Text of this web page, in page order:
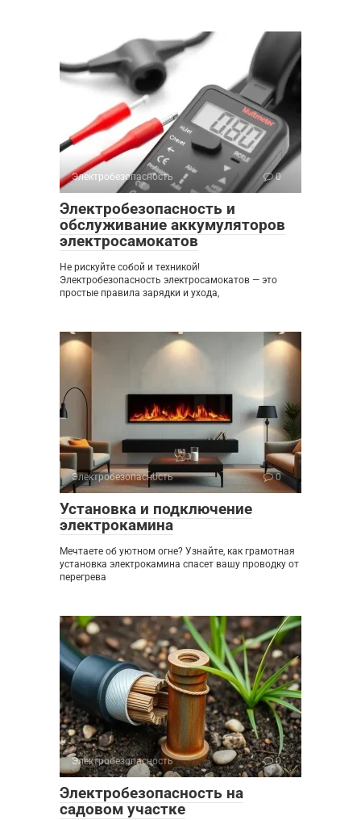
Электробезопасность 0
Электробезопасность и
обслуживание аккумуляторов
электросамокатов
Не рискуйте собой и техникой!
Электробезопасность электросамокатов — это
простые правила зарядки и ухода,
Электробезопасность 0
Установка и подключение
электрокамина
Мечтаете об уютном огне? Узнайте, как грамотная
установка электрокамина спасет вашу проводку от
перегрева
Электробезопасность 0
Электробезопасность на
садовом участке